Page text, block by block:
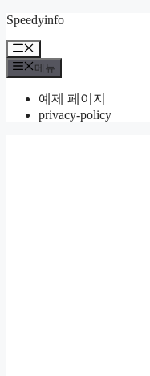
컨
츠
로
Speedyinfo
메
뉴
메뉴
예제 페이지
privacy-policy